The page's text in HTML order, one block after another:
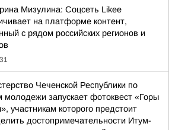
Мизулина: Соцсеть Likee
на платформе контент,
с рядом российских регионов и
Чеченской Республики по
молодежи запускает фотоквест «Горы
участникам которого предстоит
достопримечательности Итум-